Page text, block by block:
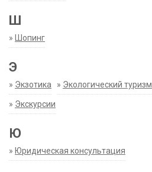
Ш
» Шопинг
Э
» Экзотика » Экологический туризм
» Экскурсии
Ю
» Юридическая консультация